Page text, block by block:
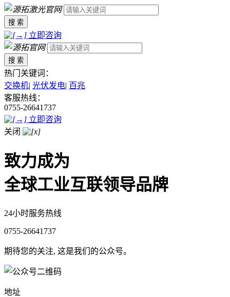
搜 索
立即咨询
搜 索
热门关键词：
交换机| 光伏发电| 百兆
客服热线：
0755-26641737
立即咨询
关闭
致力成为
全球工业互联领导品牌
24小时服务热线
0755-26641737
期待您的关注, 这是我们的公众号。
地址